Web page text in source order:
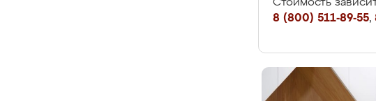
Стоимость
8 (800) 511-89-55,